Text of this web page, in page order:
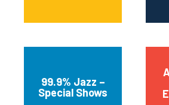
99.9% Jazz –
Special Shows